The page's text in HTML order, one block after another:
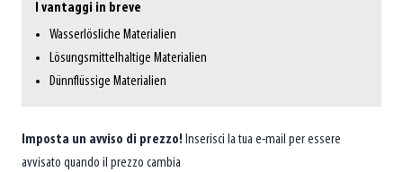
I vantaggi in breve
Wasserlösliche Materialien
Lösungsmittelhaltige Materialien
Dünnflüssige Materialien
Imposta un avviso di prezzo! Inserisci la tua e-mail per essere
avvisato quando il prezzo cambia